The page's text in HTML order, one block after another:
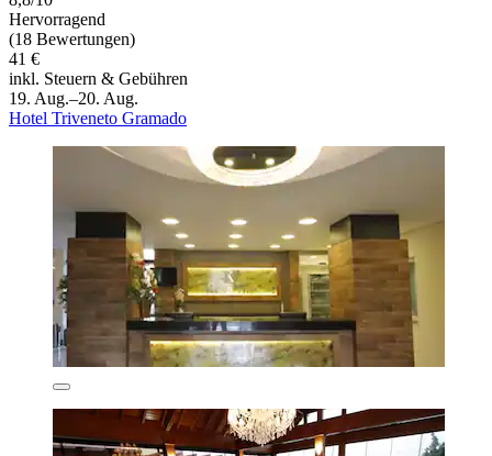
Hervorragend
(18 Bewertungen)
41 €
inkl. Steuern & Gebühren
19. Aug.–20. Aug.
Hotel Triveneto Gramado